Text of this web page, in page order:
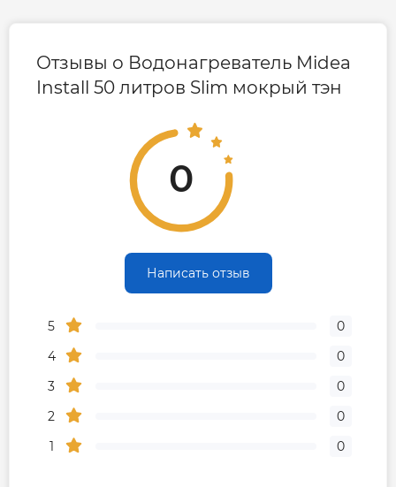
Отзывы о Водонагреватель Midea
Install 50 литров Slim мокрый тэн
0
Написать отзыв
5
0
4
0
3
0
2
0
1
0